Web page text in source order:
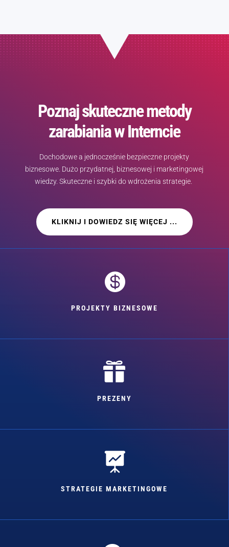
Poznaj skuteczne metody
zarabiania w Interncie
Dochodowe a jednocześnie bezpieczne projekty
biznesowe. Dużo przydatnej, biznesowej i marketingowej
wiedzy. Skuteczne i szybki do wdrożenia strategie.
KLIKNIJ I DOWIEDZ SIĘ WIĘCEJ ...

PROJEKTY BIZNESOWE

PREZENY

STRATEGIE MARKETINGOWE